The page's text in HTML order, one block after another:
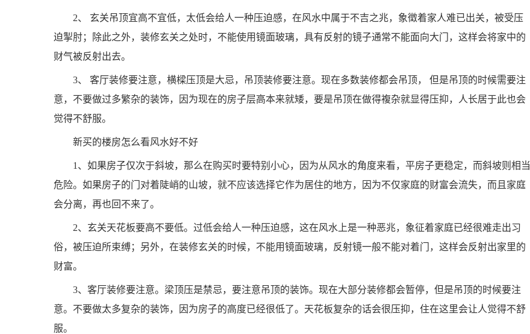
2、 玄关吊顶宜高不宜低，太低会给人一种压迫感，在风水中属于不吉之兆，象徵着家人难已出关，被受压
迫掣肘；除此之外，装修玄关之处时，不能使用镜面玻璃，具有反射的镜子通常不能面向大门，这样会将家中的
财气被反射出去。
3、 客厅装修要注意，横樑压顶是大忌，吊顶装修要注意。现在多数装修都会吊顶， 但是吊顶的时候需要注
意，不要做过多繁杂的装饰，因为现在的房子层高本来就矮，要是吊顶在做得複杂就显得压抑，人长居于此也会
觉得不舒服。
新买的楼房怎么看风水好不好
1、如果房子仅次于斜坡，那么在购买时要特别小心，因为从风水的角度来看，平房子更稳定，而斜坡则相当
危险。如果房子的门对着陡峭的山坡，就不应该选择它作为居住的地方，因为不仅家庭的财富会流失，而且家庭
会分离，再也回不来了。
2、玄关天花板要高不要低。过低会给人一种压迫感，这在风水上是一种恶兆，象征着家庭已经很难走出习
俗，被压迫所束缚；另外，在装修玄关的时候，不能用镜面玻璃，反射镜一般不能对着门，这样会反射出家里的
财富。
3、客厅装修要注意。梁顶压是禁忌，要注意吊顶的装饰。现在大部分装修都会暂停，但是吊顶的时候要注
意。不要做太多复杂的装饰，因为房子的高度已经很低了。天花板复杂的话会很压抑，住在这里会让人觉得不舒
服。